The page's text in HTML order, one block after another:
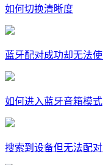
如何切换清晰度
蓝牙配对成功却无法
如何进入蓝牙音箱模式
搜索到设备但无法配